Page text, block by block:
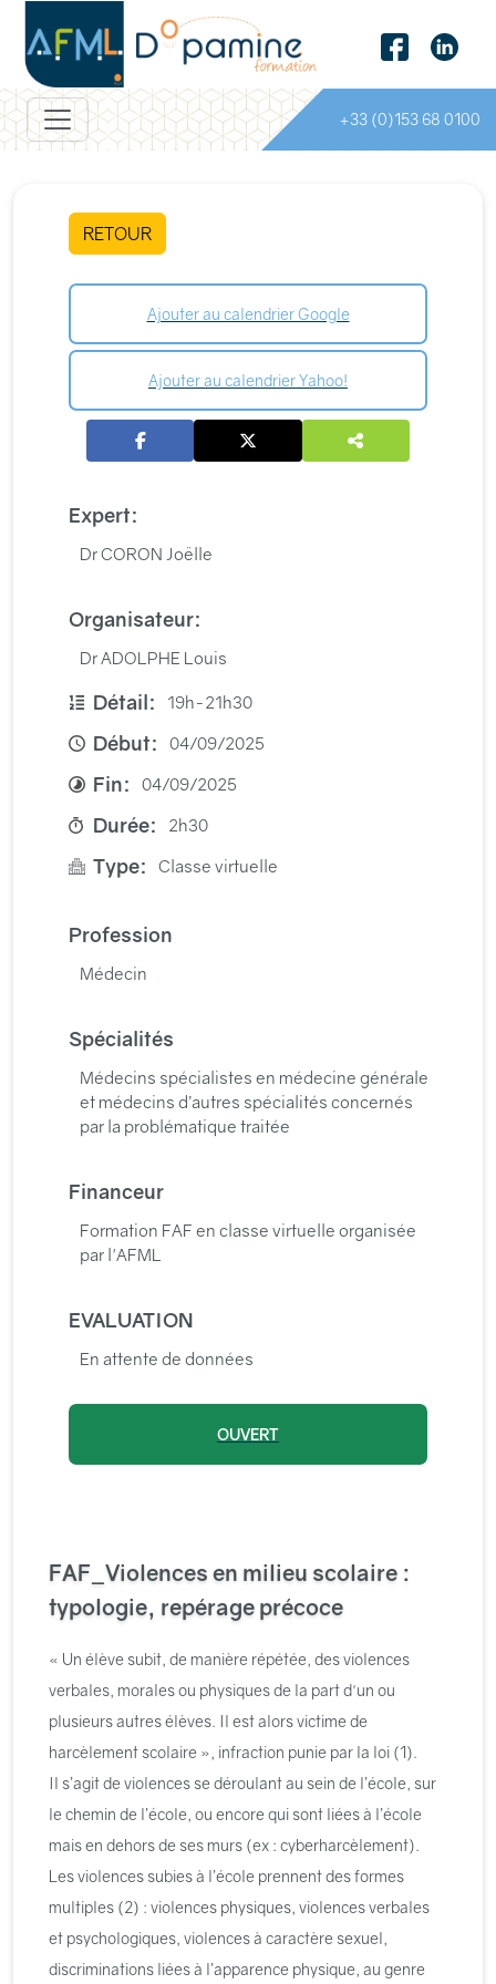
+33 (0)153 68 0100
FAF_Violences en milieu scolaire :
typologie, repérage précoce
« Un élève subit, de manière répétée, des violences
verbales, morales ou physiques de la part d'un ou
plusieurs autres élèves. Il est alors victime de
harcèlement scolaire », infraction punie par la loi (1).
Il s’agit de violences se déroulant au sein de l’école, sur
le chemin de l’école, ou encore qui sont liées à l’école
mais en dehors de ses murs (ex : cyberharcèlement).
Les violences subies à l’école prennent des formes
multiples (2) : violences physiques, violences verbales
et psychologiques, violences à caractère sexuel,
discriminations liées à l’apparence physique, au genre
RETOUR
Ajouter au calendrier Google
Ajouter au calendrier Yahoo!
Expert:
Dr CORON Joëlle
Organisateur:
Dr ADOLPHE Louis
Détail: 19h-21h30
Début: 04/09/2025
Fin: 04/09/2025
Durée: 2h30
Type: Classe virtuelle
Profession
Médecin
Spécialités
Médecins spécialistes en médecine générale
et médecins d’autres spécialités concernés
par la problématique traitée
Financeur
Formation FAF en classe virtuelle organisée
par l'AFML
EVALUATION
En attente de données
OUVERT